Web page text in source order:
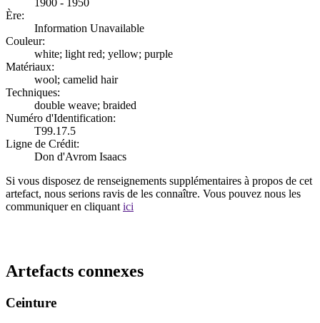
1900 - 1950
Ère:
Information Unavailable
Couleur:
white; light red; yellow; purple
Matériaux:
wool; camelid hair
Techniques:
double weave; braided
Numéro d'Identification:
T99.17.5
Ligne de Crédit:
Don d'Avrom Isaacs
Si vous disposez de renseignements supplémentaires à propos de cet
artefact, nous serions ravis de les connaître. Vous pouvez nous les
communiquer en cliquant ici
Artefacts connexes
Ceinture